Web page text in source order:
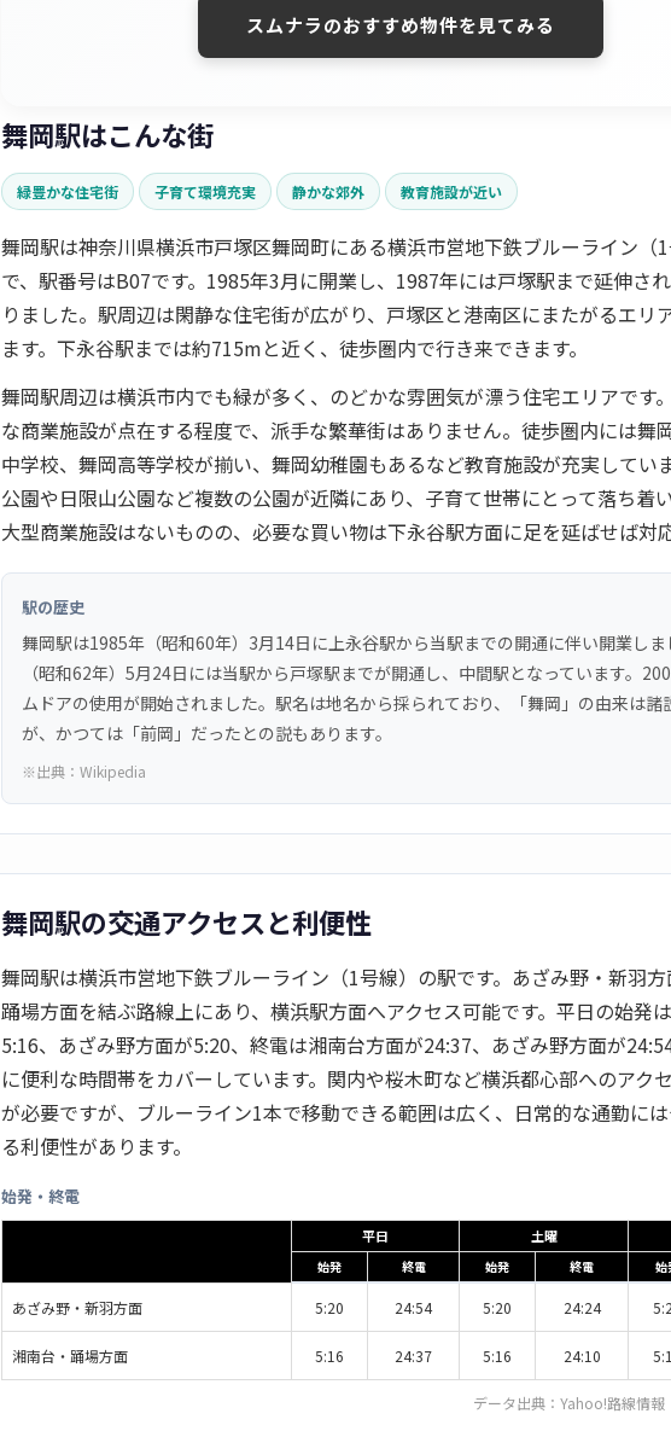
スムナラのおすすめ物件を見てみる
舞岡駅はこんな街
緑豊かな住宅街 子育て環境充実 静かな郊外 教育施設が近い
舞岡駅は神奈川県横浜市戸塚区舞岡町にある横浜市営地下鉄ブルーライン（
で、駅番号はB07です。1985年3月に開業し、1987年には戸塚駅まで延伸さ
りました。駅周辺は閑静な住宅街が広がり、戸塚区と港南区にまたがるエリ
ます。下永谷駅までは約715mと近く、徒歩圏内で行き来できます。
舞岡駅周辺は横浜市内でも緑が多く、のどかな雰囲気が漂う住宅エリアです
な商業施設が点在する程度で、派手な繁華街はありません。徒歩圏内には舞
中学校、舞岡高等学校が揃い、舞岡幼稚園もあるなど教育施設が充実してい
公園や日限山公園など複数の公園が近隣にあり、子育て世帯にとって落ち着
大型商業施設はないものの、必要な買い物は下永谷駅方面に足を延ばせば対
駅の歴史
舞岡駅は1985年（昭和60年）3月14日に上永谷駅から当駅までの開通に伴い開業し
（昭和62年）5月24日には当駅から戸塚駅までが開通し、中間駅となっています。
ムドアの使用が開始されました。駅名は地名から採られており、「舞岡」の由来は諸
が、かつては「前岡」だったとの説もあります。
※出典： Wikipedia
舞岡駅の交通アクセスと利便性
舞岡駅は横浜市営地下鉄ブルーライン（1号線）の駅です。あざみ野・新羽
踊場方面を結ぶ路線上にあり、横浜駅方面へアクセス可能です。平日の始発
5:16、あざみ野方面が5:20、終電は湘南台方面が24:37、あざみ野方面が
に便利な時間帯をカバーしています。関内や桜木町など横浜都心部へのアク
が必要ですが、ブルーライン1本で移動できる範囲は広く、日常的な通勤に
る利便性があります。
始発・終電
平日 土曜
始発 終電 始発 終電 始
あざみ野・新羽方面 5:20 24:54 5:20 24:24
湘南台・踊場方面 5:16 24:37 5:16 24:10
データ出典： Yahoo!路線情報